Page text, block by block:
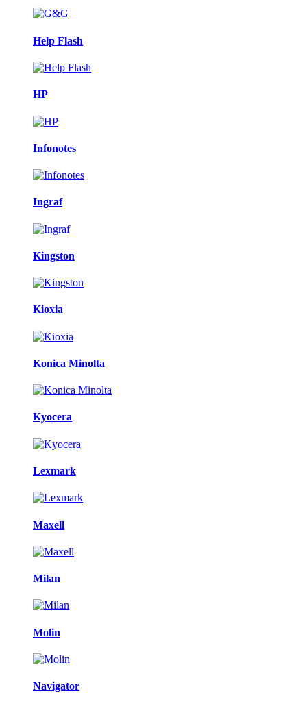
Help Flash
HP
Infonotes
Ingraf
Kingston
Kioxia
Konica Minolta
Kyocera
Lexmark
Maxell
Milan
Molin
Navigator